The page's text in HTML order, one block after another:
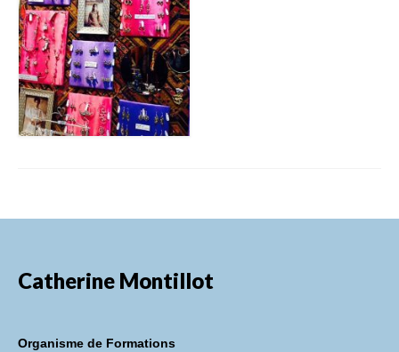
Catherine Montillot
Organisme de Formations